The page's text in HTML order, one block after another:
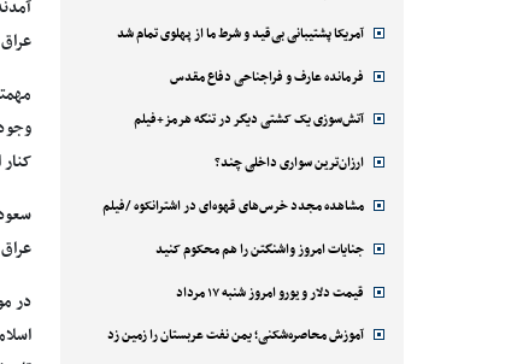
آمریکا پشتیبانی بی‌قید و شرط ما از پهلوی تمام شد
فرمانده عارف و فراجناحی دفاع مقدس
آتش‌سوزی یک کشتی دیگر در تنگه هرمز+فیلم
ارزان‌ترین سواری داخلی چند؟
مشاهده مجدد خرس‌های قهوه‌ای در اشترانکوه /فیلم
جنایات امروز واشنگتن را هم محکوم کنید
قیمت دلار و یورو امروز شنبه ۱۷ مرداد
آموزش محاصره‌شکنی؛ یمن نفت عربستان را زمین زد
در